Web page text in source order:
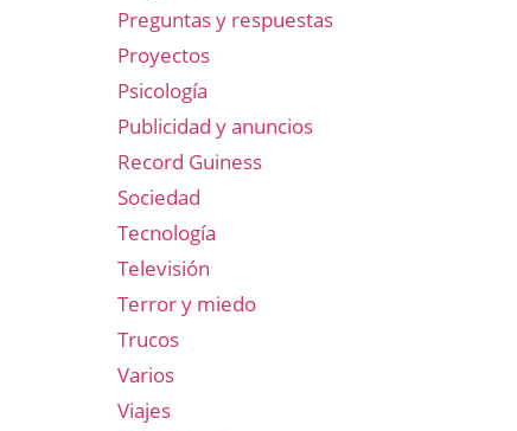
Preguntas y respuestas
Proyectos
Psicología
Publicidad y anuncios
Record Guiness
Sociedad
Tecnología
Televisión
Terror y miedo
Trucos
Varios
Viajes